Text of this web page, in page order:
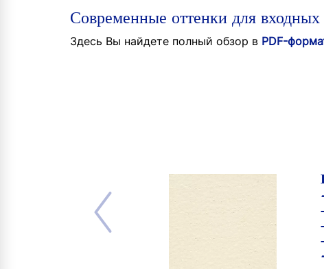
Современные оттенки для входных
Здесь Вы найдете полный обзор в PDF-
-
-
-